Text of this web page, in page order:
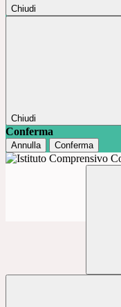
Chiudi
Chiudi
Conferma
Annulla Conferma